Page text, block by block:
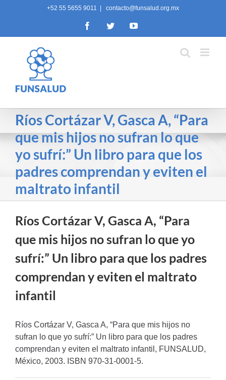
+52 55 5655 9011 contacto@funsalud.org.mx
FacebookTwitterYouTube
Ríos Cortázar V, Gasca A, “Para
que mis hijos no sufran lo que
yo sufrí:” Un libro para que los
padres comprendan y eviten el
maltrato infantil
Ríos Cortázar V, Gasca A, “Para
que mis hijos no sufran lo que yo
sufrí:” Un libro para que los padres
comprendan y eviten el maltrato
infantil
Ríos Cortázar V, Gasca A, “Para que mis hijos no
sufran lo que yo sufrí:” Un libro para que los padres
comprendan y eviten el maltrato infantil, FUNSALUD,
México, 2003. ISBN 970-31-0001-5.